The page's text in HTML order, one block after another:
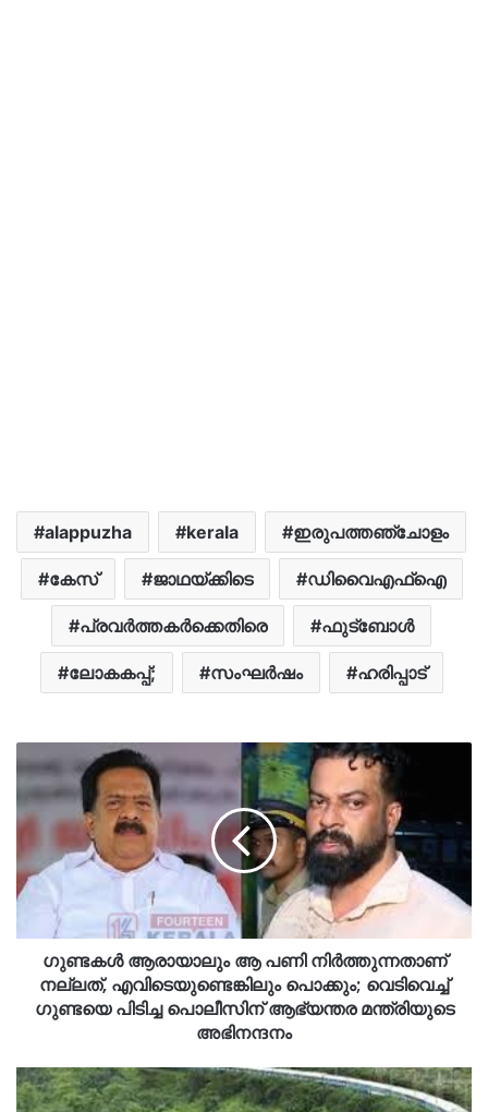
alappuzha kerala ഇരുപത്തഞ്ചോളം
കേസ് ജാഥയ്ക്കിടെ ഡിവൈഎഫ്ഐ
പ്രവർത്തകർക്കെതിരെ ഫുട്ബോൾ
ലോകകപ്പ്; സംഘർഷം ഹരിപ്പാട്
ഗുണ്ടകൾ ആരായാലും ആ പണി നിർത്തുന്നതാണ്
നല്ലത്, എവിടെയുണ്ടെങ്കിലും പൊക്കും; വെടിവെച്ച്
ഗുണ്ടയെ പിടിച്ച പൊലീസിന് ആഭ്യന്തര മന്ത്രിയുടെ
അഭിനന്ദനം